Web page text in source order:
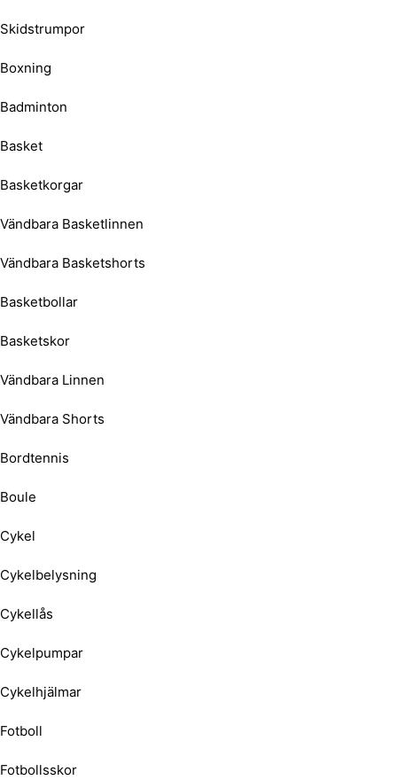
Skidstrumpor
Boxning
Badminton
Basket
Basketkorgar
Vändbara Basketlinnen
Vändbara Basketshorts
Basketbollar
Basketskor
Vändbara Linnen
Vändbara Shorts
Bordtennis
Boule
Cykel
Cykelbelysning
Cykellås
Cykelpumpar
Cykelhjälmar
Fotboll
Fotbollsskor